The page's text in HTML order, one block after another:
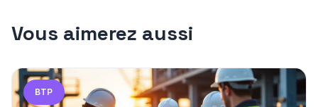
Vous aimerez aussi
BTP